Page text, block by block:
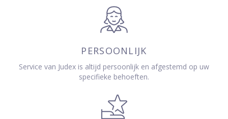
PERSOONLIJK
Service van Judex is altijd persoonlijk en afgestemd op uw
specifieke behoeften.